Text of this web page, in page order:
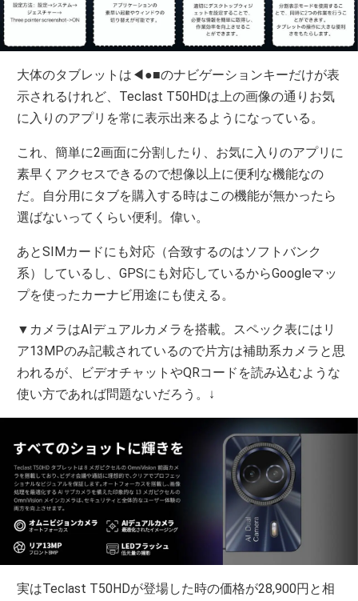
大体のタブレットは◀●■のナビゲーションキーだけが表
示されるけれど、Teclast T50HDは上の画像の通りお気
に入りのアプリを常に表示出来るようになっている。
これ、簡単に2画面に分割したり、お気に入りのアプリに
素早くアクセスできるので想像以上に便利な機能なの
だ。自分用にタブを購入する時はこの機能が無かったら
選ばないってくらい便利。偉い。
あとSIMカードにも対応（合致するのはソフトバンク
系）しているし、GPSにも対応しているからGoogleマッ
プを使ったカーナビ用途にも使える。
▼カメラはAIデュアルカメラを搭載。スペック表にはリ
ア13MPのみ記載されているので片方は補助系カメラと思
われるが、ビデオチャットやQRコードを読み込むような
使い方であれば問題ないだろう。↓
実はTeclast T50HDが登場した時の価格が28,900円と相